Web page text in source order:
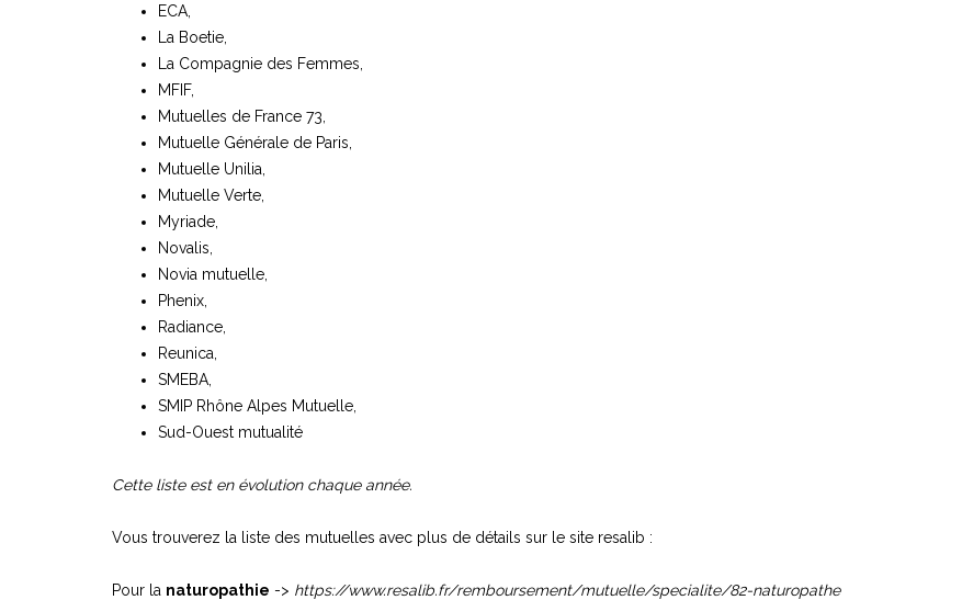
ECA,
La Boetie,
La Compagnie des Femmes,
MFIF,
Mutuelles de France 73,
Mutuelle Générale de Paris,
Mutuelle Unilia,
Mutuelle Verte,
Myriade,
Novalis,
Novia mutuelle,
Phenix,
Radiance,
Reunica,
SMEBA,
SMIP Rhône Alpes Mutuelle,
Sud-Ouest mutualité
Cette liste est en évolution chaque année.
Vous trouverez la liste des mutuelles avec plus de détails sur le site resalib :
Pour la naturopathie -> https://www.resalib.fr/remboursement/mutuelle/specialite/82-naturopathe